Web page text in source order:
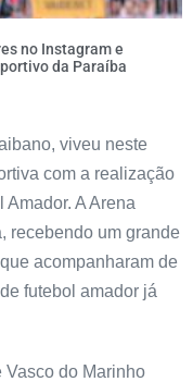
no Instagram e
da Paraíba
viveu neste
com a realização
A Arena
recebendo um grande
acompanharam de
futebol amador já
Vasco do Marinho